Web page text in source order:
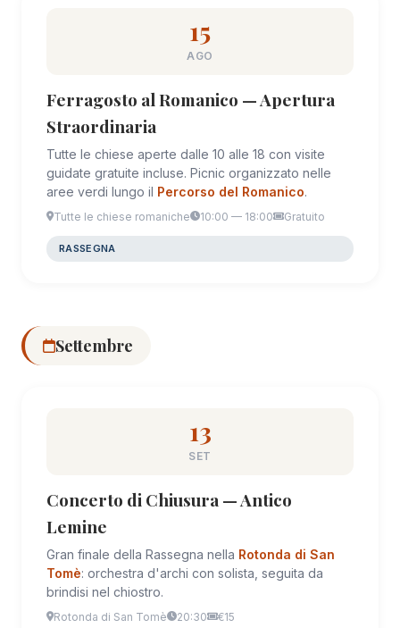
15
AGO
Ferragosto al Romanico — Apertura
Straordinaria
Tutte le chiese aperte dalle 10 alle 18 con visite
guidate gratuite incluse. Picnic organizzato nelle
aree verdi lungo il Percorso del Romanico.
Tutte le chiese romaniche 10:00 — 18:00 Gratuito
RASSEGNA
Settembre
13
SET
Concerto di Chiusura — Antico
Lemine
Gran finale della Rassegna nella Rotonda di San
Tomè: orchestra d'archi con solista, seguita da
brindisi nel chiostro.
Rotonda di San Tomè 20:30 €15